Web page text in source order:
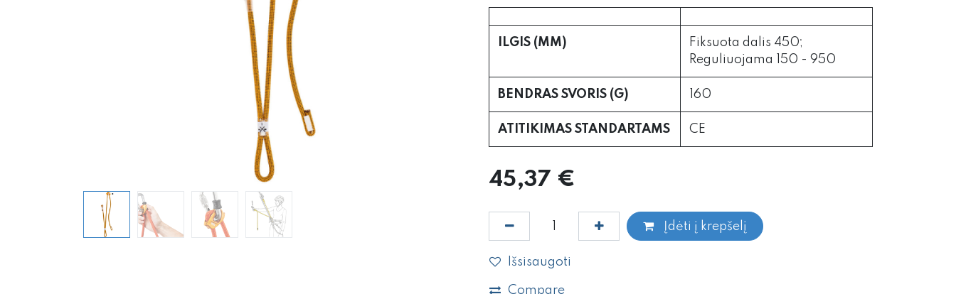
ILGIS (MM)
Fiksuota dalis 450;
Reguliuojama 150 - 950
BENDRAS SVORIS (G) 160
ATITIKIMAS STANDARTAMS CE
45,37 €
Įdėti į krepšelį
Išsisaugoti
Compare